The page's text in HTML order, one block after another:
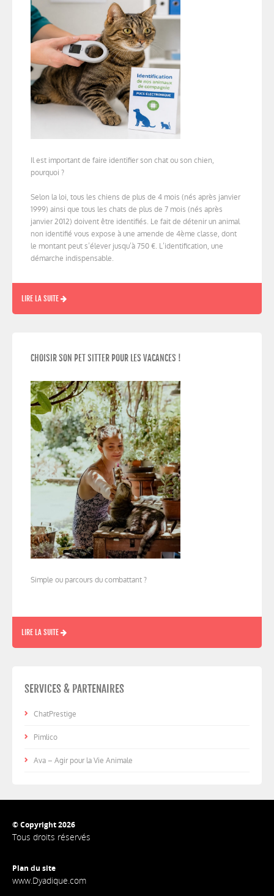
Il est important de faire identifier son chat ou son chien,
pourquoi ?
Selon la loi, tous les chiens de plus de 4 mois (nés après janvier
1999) ainsi que tous les chats de plus de 7 mois (nés après
janvier 2012) doivent être identifiés. Le fait de détenir un animal
non identifié vous expose à une amende de 4ème classe, dont
le montant peut s’élever jusqu’à 750 €. L’identification, une
démarche indispensable.
LIRE LA SUITE
CHOISIR SON PET SITTER POUR LES VACANCES !
Simple ou parcours du combattant ?
LIRE LA SUITE
SERVICES & PARTENAIRES
ChatPrestige
Pimlico
Ava – Agir pour la Vie Animale
© Copyright 2026
Tous droits réservés
Plan du site
www.Dyadique.com